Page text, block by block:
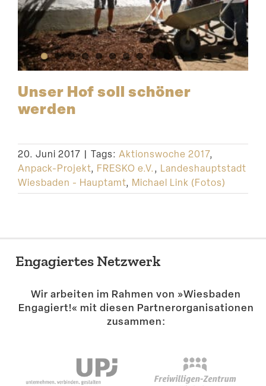
Unser Hof soll schöner
werden
20. Juni 2017 | Tags: Aktionswoche 2017,
Anpack-Projekt, FRESKO e.V., Landeshauptstadt
Wiesbaden - Hauptamt, Michael Link (Fotos)
Engagiertes Netzwerk
Wir arbeiten im Rahmen von »Wiesbaden
Engagiert!« mit diesen Partner­or­ga­ni­sa­tionen
zusammen: